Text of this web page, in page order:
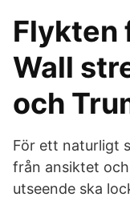
Flykten
Wall
och
För ett naturligt
från ansiktet
utseende ska